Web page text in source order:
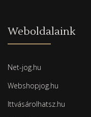
Weboldalaink
Net-jog.hu
Webshopjog.hu
Ittvásárolhatsz.hu